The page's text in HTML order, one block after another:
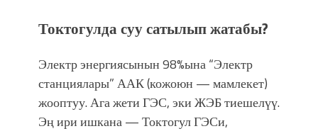
Токтогулда суу сатылып жатабы?
Электр энергиясынын 98%ына “Электр
станциялары” ААК (кожоюн — мамлекет)
жооптуу. Ага жети ГЭС, эки ЖЭБ тиешелүү.
Эң ири ишкана — Токтогул ГЭСи,